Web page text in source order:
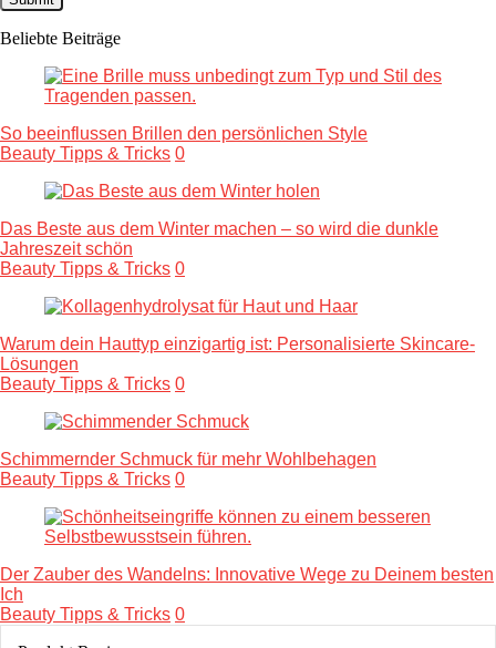
Beliebte Beiträge
So beeinflussen Brillen den persönlichen Style
Beauty Tipps & Tricks 0
Das Beste aus dem Winter machen – so wird die dunkle
Jahreszeit schön
Beauty Tipps & Tricks 0
Warum dein Hauttyp einzigartig ist: Personalisierte Skincare-
Lösungen
Beauty Tipps & Tricks 0
Schimmernder Schmuck für mehr Wohlbehagen
Beauty Tipps & Tricks 0
Der Zauber des Wandelns: Innovative Wege zu Deinem besten
Ich
Beauty Tipps & Tricks 0